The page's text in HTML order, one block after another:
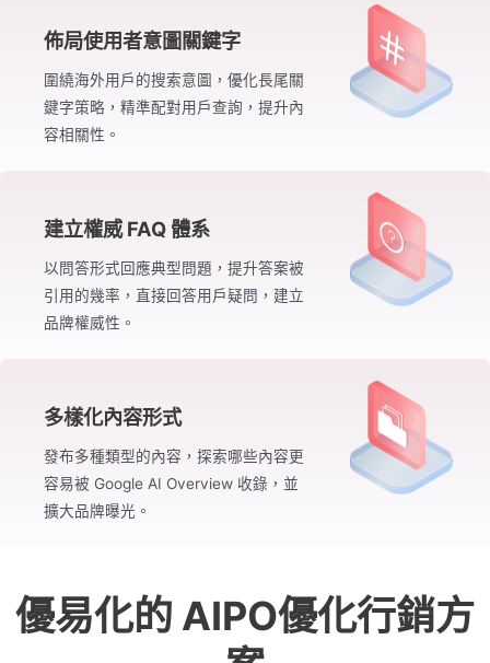
佈局使用者意圖關鍵字
圍繞海外用戶的搜索意圖，優化長尾關
鍵字策略，精準配對用戶查詢，提升內
容相關性。
建立權威 FAQ 體系
以問答形式回應典型問題，提升答案被
引用的幾率，直接回答用戶疑問，建立
品牌權威性。
多樣化內容形式
發布多種類型的內容，探索哪些內容更
容易被 Google AI Overview 收錄，並
擴大品牌曝光。
優易化的 AIPO優化行銷方